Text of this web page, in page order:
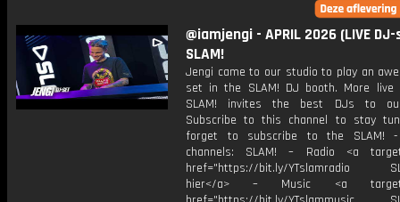
@iamjengi - APRIL 2026 (LIVE
SLAM!
Jengi came to our studio to play an
set in the SLAM! DJ booth. More live
SLAM! invites the best DJs to
Subscribe to this channel to stay
forget to subscribe to the SLAM! -
channels: SLAM! – Radio <a
href="https://bit.ly/YTslamradio
hier</a> – Music <a